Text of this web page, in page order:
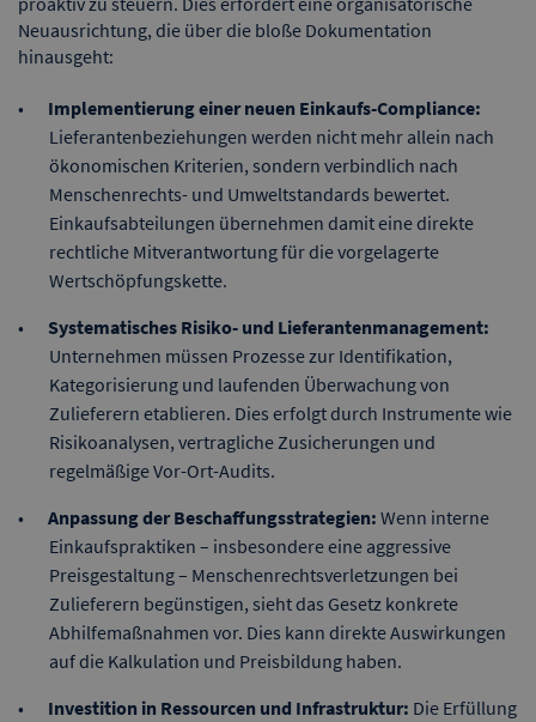
Neuausrichtung, die über die bloße Dokumentation
hinausgeht:
Implementierung einer neuen Einkaufs-Compliance:
Lieferantenbeziehungen werden nicht mehr allein nach
ökonomischen Kriterien, sondern verbindlich nach
Menschenrechts- und Umweltstandards bewertet.
Einkaufsabteilungen übernehmen damit eine direkte
rechtliche Mitverantwortung für die vorgelagerte
Wertschöpfungskette.
Systematisches Risiko- und Lieferantenmanagement:
Unternehmen müssen Prozesse zur Identifikation,
Kategorisierung und laufenden Überwachung von
Zulieferern etablieren. Dies erfolgt durch Instrumente wie
Risikoanalysen, vertragliche Zusicherungen und
regelmäßige Vor-Ort-Audits.
Anpassung der Beschaffungsstrategien: Wenn interne
Einkaufspraktiken – insbesondere eine aggressive
Preisgestaltung – Menschenrechtsverletzungen bei
Zulieferern begünstigen, sieht das Gesetz konkrete
Abhilfemaßnahmen vor. Dies kann direkte Auswirkungen
auf die Kalkulation und Preisbildung haben.
Investition in Ressourcen und Infrastruktur: Die Erfüllung